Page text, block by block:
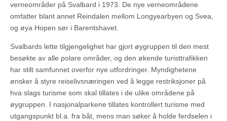
verneområder på Svalbard i 1973. De nye verneområdene
omfatter blant annet Reindalen mellom Longyearbyen og Svea,
og øya Hopen sør i Barentshavet.
Svalbards lette tilgjengelighet har gjort øygruppen til den mest
besøkte av alle polare områder, og den økende turisttrafikken
har stilt samfunnet overfor nye utfordringer. Myndighetene
ønsker å styre reiselivsnæringen ved å legge restriksjoner på
hva slags turisme som skal tillates i de ulike områdene på
øygruppen. I nasjonalparkene tillates kontrollert turisme med
utgangspunkt bl.a. fra båt, mens man søker å holde ferdselen i